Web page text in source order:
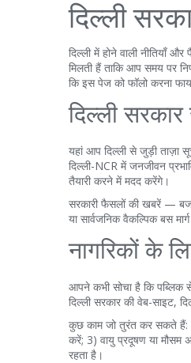
दिल्ली
दिल्ली में होने वाली नीतियाँ
मिलती हैं ताकि आप समय पर
कि इस पेज को फॉलो करना
दिल्ली
यहां आप दिल्ली से जुड़ी ताज़ा
दिल्ली-NCR में जनजीवन
तैयारी करने में मदद करेंगे।
सरकारी फैसलों की खबरें —
या सार्वजनिक वैकल्पिक बस
नागरिकों के
आपने कभी सोचा है कि पब्लिक
दिल्ली सरकार की वेब-
कुछ काम जो तुरंत कर सकते हैं: 1)
करें; 3) वायु प्रदूषण या
रहता है।